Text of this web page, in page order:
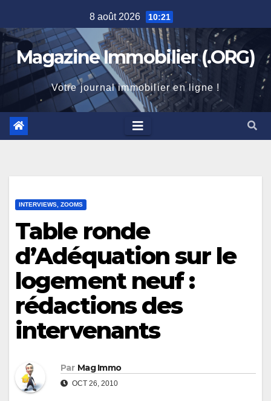
to
content
8 août 2026 10:21
Magazine Immobilier (.ORG)
Votre journal immobilier en ligne !
INTERVIEWS, ZOOMS
Table ronde
d’Adéquation sur le
logement neuf :
rédactions des
intervenants
Par Mag Immo
OCT 26, 2010